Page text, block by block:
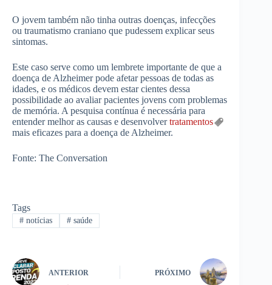
O jovem também não tinha outras doenças, infecções
ou traumatismo craniano que pudessem explicar seus
sintomas.
Este caso serve como um lembrete importante de que a
doença de Alzheimer pode afetar pessoas de todas as
idades, e os médicos devem estar cientes dessa
possibilidade ao avaliar pacientes jovens com problemas
de memória. A pesquisa contínua é necessária para
entender melhor as causas e desenvolvertratamentos
mais eficazes para a doença de Alzheimer.
Fonte: The Conversation
Tags
#notícias #saúde
ANTERIOR PRÓXIMO